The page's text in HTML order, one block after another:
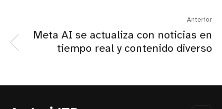
Anterior
Meta AI se actualiza con noticias en
tiempo real y contenido diverso